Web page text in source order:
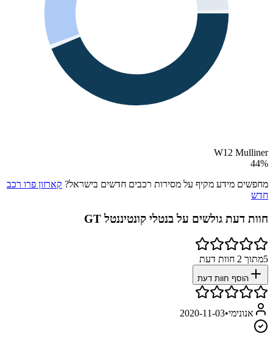
W12 Mulliner
44%
מחפשים מידע מקיף על מסירות רכבים חדשים בישראל? קארזון פרו רכב
חדש
חוות דעת גולשים עלבנטלי קונטיננטל GT
5מתוך 2 חוות דעת
הוסף חוות דעת
אנונימי•
2020-11-03